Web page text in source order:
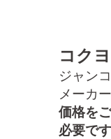
コク
ジャン
メーカ
価格を
必要です